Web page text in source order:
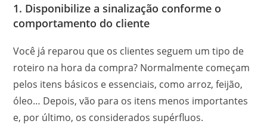
1. Disponibilize a sinalização conforme o
comportamento do cliente
Você já reparou que os clientes seguem um tipo de
roteiro na hora da compra? Normalmente começam
pelos itens básicos e essenciais, como arroz, feijão,
óleo… Depois, vão para os itens menos importantes
e, por último, os considerados supérfluos.